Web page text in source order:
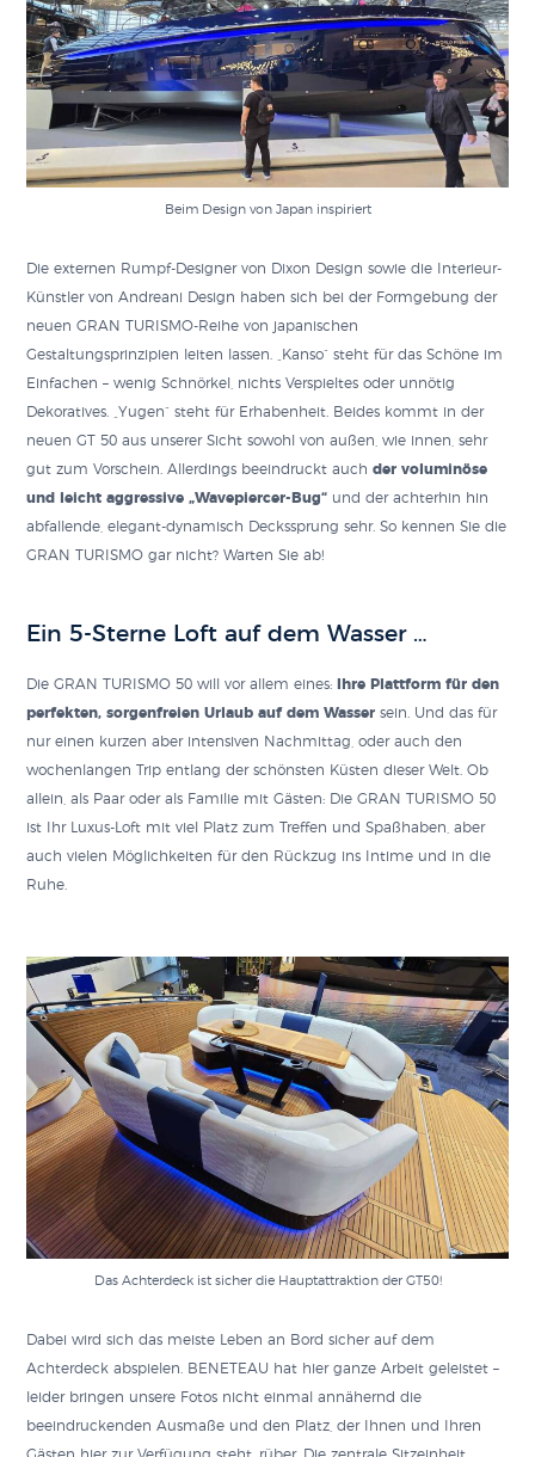
Beim Design von Japan inspiriert
Die externen Rumpf-Designer von Dixon Design sowie die Interieur-
Künstler von Andreani Design haben sich bei der Formgebung der
neuen GRAN TURISMO-Reihe von japanischen
Gestaltungsprinzipien leiten lassen. „Kanso“ steht für das Schöne im
Einfachen – wenig Schnörkel, nichts Verspieltes oder unnötig
Dekoratives. „Yugen“ steht für Erhabenheit. Beides kommt in der
neuen GT 50 aus unserer Sicht sowohl von außen, wie innen, sehr
gut zum Vorschein. Allerdings beeindruckt auchder voluminöse
und leicht aggressive „Wavepiercer-Bug“ und der achterhin hin
abfallende, elegant-dynamisch Deckssprung sehr. So kennen Sie die
GRAN TURISMO gar nicht? Warten Sie ab!
Ein 5-Sterne Loft auf dem Wasser …
Die GRAN TURISMO 50 will vor allem eines:
Ihre Plattform für den
perfekten, sorgenfreien Urlaub auf dem Wasser sein. Und das für
nur einen kurzen aber intensiven Nachmittag, oder auch den
wochenlangen Trip entlang der schönsten Küsten dieser Welt. Ob
allein, als Paar oder als Familie mit Gästen: Die GRAN TURISMO 50
ist Ihr Luxus-Loft mit viel Platz zum Treffen und Spaßhaben, aber
auch vielen Möglichkeiten für den Rückzug ins Intime und in die
Ruhe.
Das Achterdeck ist sicher die Hauptattraktion der GT50!
Dabei wird sich das meiste Leben an Bord sicher auf dem
Achterdeck abspielen. BENETEAU hat hier ganze Arbeit geleistet –
leider bringen unsere Fotos nicht einmal annähernd die
beeindruckenden Ausmaße und den Platz, der Ihnen und Ihren